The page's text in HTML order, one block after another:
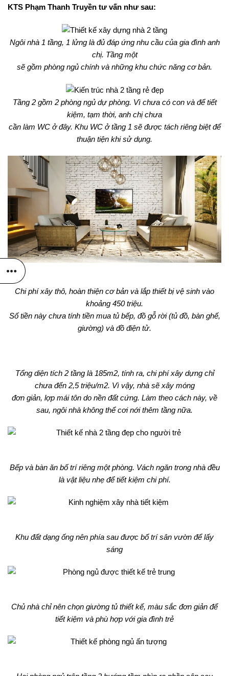
KTS Phạm Thanh Truyền tư vấn như sau:
Ngôi nhà 1 tầng, 1 lửng là đủ đáp ứng nhu cầu của gia đình anh
chị. Tầng một
sẽ gồm phòng ngủ chính và những khu chức năng cơ bản.
Tầng 2 gồm 2 phòng ngủ dự phòng. Vì chưa có con và để tiết
kiệm, tạm thời, anh chị chưa
cần làm WC ở đây. Khu WC ở tầng 1 sẽ được tách riêng biệt để
thuận tiện khi sử dụng.
Chi phí xây thô, hoàn thiện cơ bản và lắp thiết bị vệ sinh vào
khoảng 450 triệu.
Số tiền này chưa tính tiền mua tủ bếp, đồ gỗ rời (tủ đồ, bàn ghế,
giường) và đồ điện tử.
Tổng diện tích 2 tầng là 185m2, tính ra, chi phí xây dựng chỉ
chưa đến 2,5 triệu/m2. Vì vậy, nhà sẽ xây móng
đơn giản, lợp mái tôn do nền đất cứng. Làm theo cách này, về
sau, ngôi nhà không thể cơi nới thêm tầng nữa.
Bếp và bàn ăn bố trí riêng một phòng. Vách ngăn trong nhà đều
là vật liệu nhẹ để tiết kiệm chi phí.
Khu đất dạng ống nên phía sau được bố trí sân vườn để lấy
sáng
Chủ nhà chỉ nên chọn giường tủ thiết kế, màu sắc đơn giản để
tiết kiệm và phù hợp với gia đình trẻ